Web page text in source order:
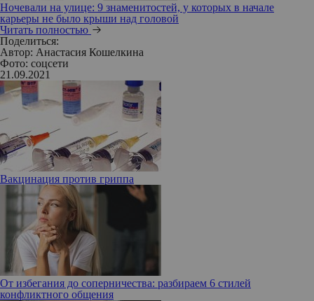
Ночевали на улице: 9 знаменитостей, у которых в начале
карьеры не было крыши над головой
Читать полностью
Поделиться:
Автор: Анастасия Кошелкина
Фото: соцсети
21.09.2021
Вакцинация против гриппа
От избегания до соперничества: разбираем 6 стилей
конфликтного общения